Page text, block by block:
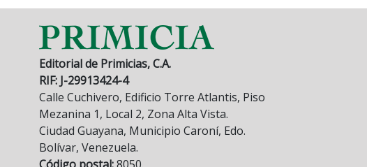
Editorial de Primicias, C.A.
RIF: J-29913424-4
Calle Cuchivero, Edificio Torre Atlantis, Piso
Mezanina 1, Local 2, Zona Alta Vista.
Ciudad Guayana, Municipio Caroní, Edo.
Bolívar, Venezuela.